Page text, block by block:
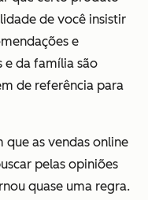
de você insistir
e
e da família são
de referência para
as vendas online
pelas opiniões
quase uma regra.